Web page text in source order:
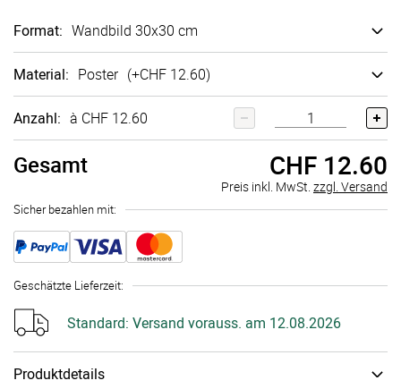
Format: Wandbild 30x30 cm
Material: Poster (+CHF 12.60)
Anzahl: à CHF 12.60
Gesamt CHF 12.60
Preis inkl. MwSt. zzgl. Versand
Sicher bezahlen mit:
Geschätzte Lieferzeit:
Standard: Versand vorauss. am 12.08.2026
Produktdetails